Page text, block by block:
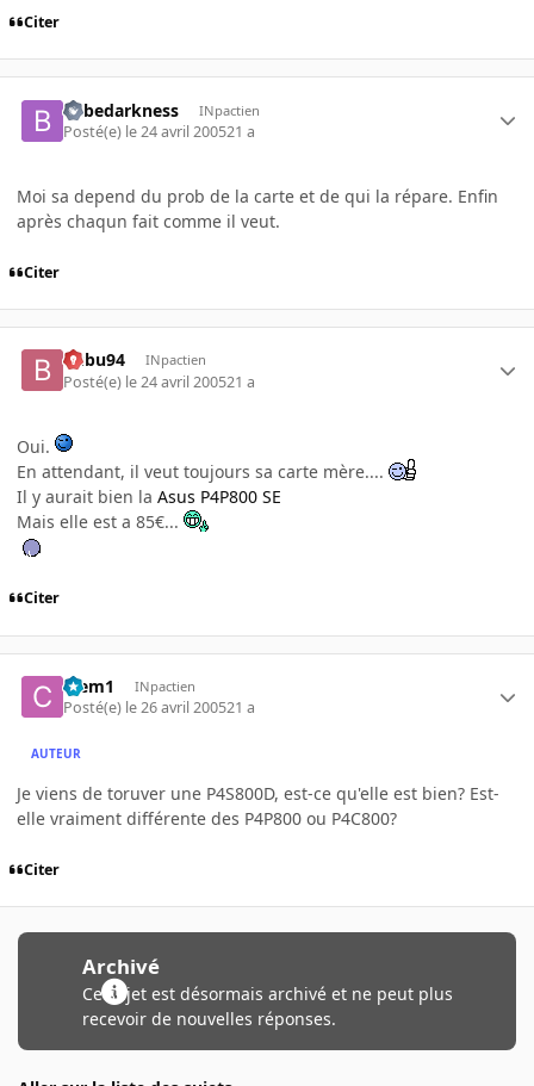
Citer
bebedarkness INpactien
Posté(e) le 24 avril 200521 a
Moi sa depend du prob de la carte et de qui la répare. Enfin
après chaqun fait comme il veut.
Citer
Bubu94 INpactien
Posté(e) le 24 avril 200521 a
Oui.
En attendant, il veut toujours sa carte mère....
Il y aurait bien la Asus P4P800 SE
Mais elle est a 85€...
Citer
Clem1 INpactien
Posté(e) le 26 avril 200521 a
AUTEUR
Je viens de toruver une P4S800D, est-ce qu'elle est bien? Est-
elle vraiment différente des P4P800 ou P4C800?
Citer
Archivé
Ce sujet est désormais archivé et ne peut plus
recevoir de nouvelles réponses.